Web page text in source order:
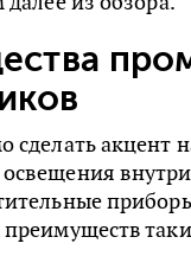
сделать акцент